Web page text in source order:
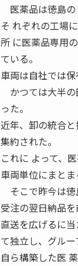
医薬品は徳島の
そ れぞれの工場
所 に医薬品専用
ている。
車両は自社では
かつては大半の
った。
近年、卸の統合
集約された。
これに よって、
車両単位にまとま
そこで昨今は徳
受注の翌日納品
直送を広げるに
て独立し、グル
自ら構築した医